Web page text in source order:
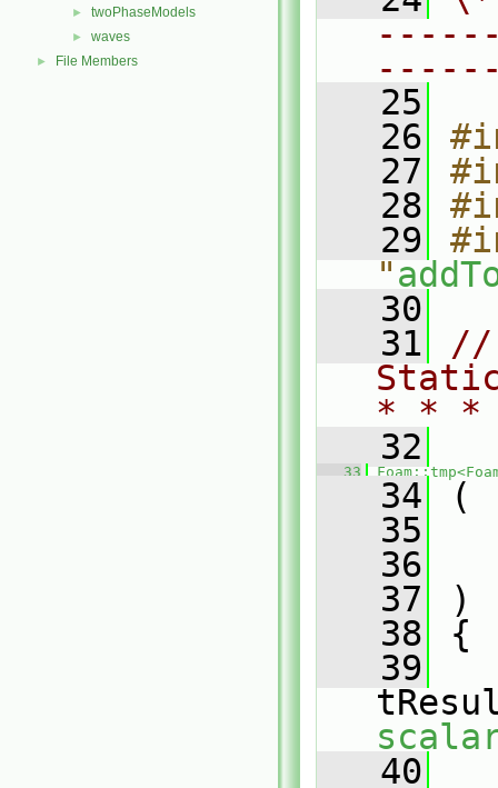
► twoPhaseModels
► waves
► File Members
   25
   26
   27
   28
   29
"
   30
   31
//
* *
   32
   33
   34
(
   35
   36
   37
)
   38
{
   39
   40